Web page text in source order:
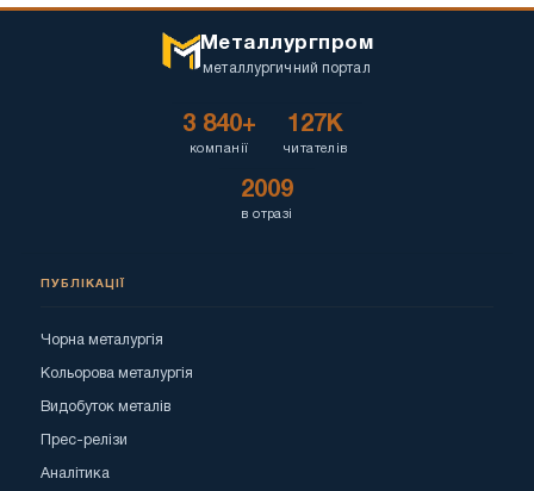
Металлургпром
металлургичний портал
3 840+
компанії
127K
читателів
2009
в отразі
ПУБЛІКАЦІЇ
Чорна металургія
Кольорова металургія
Видобуток металів
Прес-релізи
Аналітика